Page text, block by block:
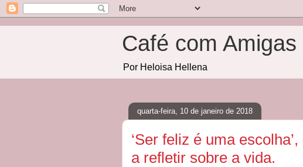
Café com Amigas
Por Heloisa Hellena
quarta-feira, 10 de janeiro de 2018
‘Ser feliz é uma
a refletir sobre a vida.